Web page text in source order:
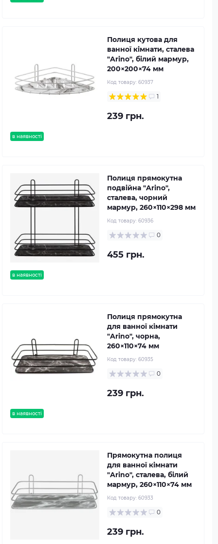
в наявності
Полиця кутова для
ванної кімнати, сталева
"Arino", білий мармур,
200×200×74 мм
Код товару: 60937
1
239 грн.
в наявності
Полиця прямокутна
подвійна "Arino",
сталева, чорний
мармур, 260×110×298 мм
Код товару: 60936
0
455 грн.
в наявності
Полиця прямокутна
для ванної кімнати
"Arino", чорна,
260×110×74 мм
Код товару: 60935
0
239 грн.
Прямокутна полиця
для ванної кімнати
"Arino", сталева, білий
мармур, 260×110×74 мм
Код товару: 60933
0
239 грн.